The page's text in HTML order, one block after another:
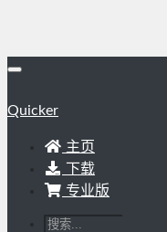
Quicker
主页
下载
专业版